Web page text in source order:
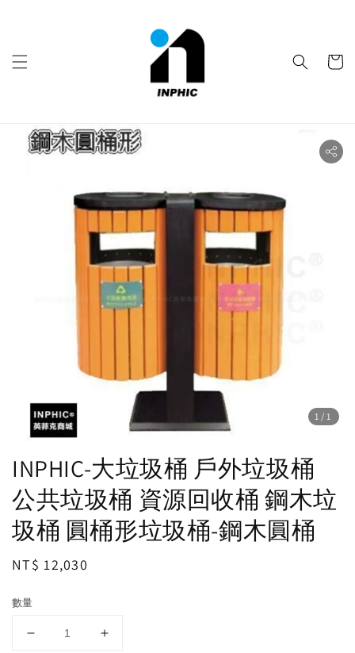
1 /1
INPHIC-大垃圾桶 戶外垃圾桶
公共垃圾桶 資源回收桶 鋼木垃
圾桶 圓桶形垃圾桶-鋼木圓桶
Regular
NT$ 12,030
數量